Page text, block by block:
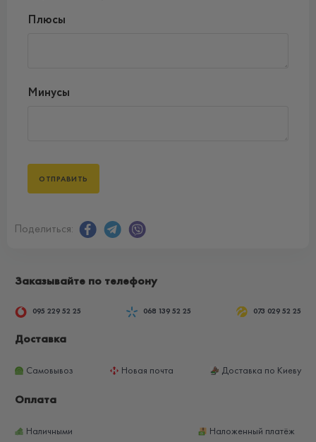
Плюсы
Минусы
Поделиться:
Заказывайте по телефону
095 229 52 25 068 139 52 25 073 029 52 25
Доставка
Самовывоз Новая почта Доставка по Киеву
Оплата
Наличными
Наложенный платёж